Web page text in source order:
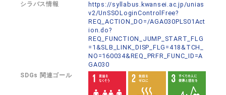
シラバス情報
https://syllabus.kwansei.ac.jp/unias
v2/UnSSOLoginControlFree?
REQ_ACTION_DO=/AGA030PLS01Act
ion.do?
REQ_FUNCTION_JUMP_START_FLG
=1&SLB_LINK_DISP_FLG=418&TCH_
NO=160034&REQ_PRFR_FUNC_ID=A
GA030
SDGs 関連ゴール